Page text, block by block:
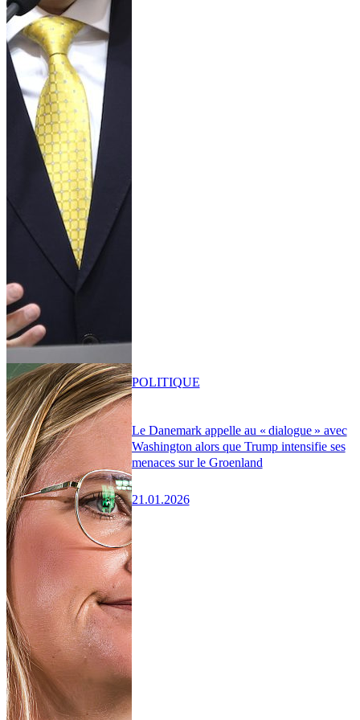
Le Danemark appelle au « dialogue » avec
Washington alors que Trump intensifie ses
menaces sur le Groenland
21.01.2026
POLITIQUE